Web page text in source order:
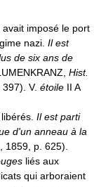
imposé le port
nazi. Il est
de six ans de
Hist.
V. étoile II A
Il est parti
d'un anneau à la
1859, p. 625).
liés aux
qui arboraient